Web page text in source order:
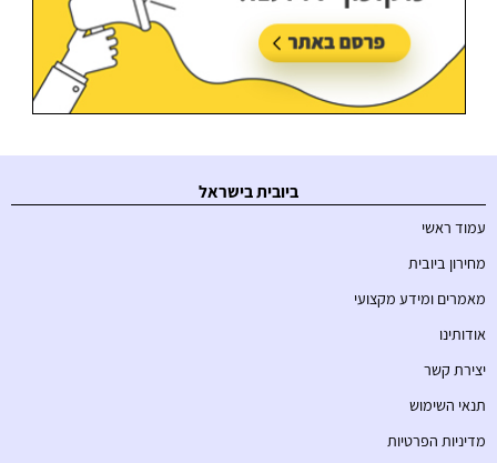
ביובית בישראל
עמוד ראשי
מחירון ביובית
מאמרים ומידע מקצועי
אודותינו
יצירת קשר
תנאי השימוש
מדיניות הפרטיות